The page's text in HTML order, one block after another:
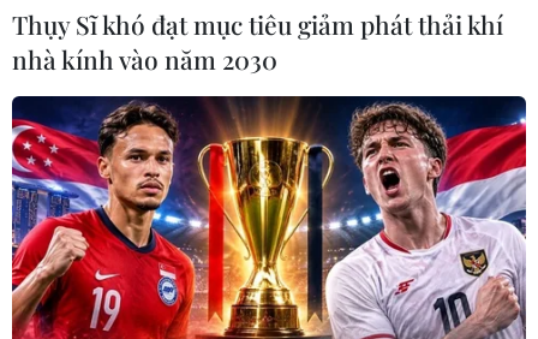
Thụy Sĩ khó đạt mục tiêu giảm phát thải khí
nhà kính vào năm 2030